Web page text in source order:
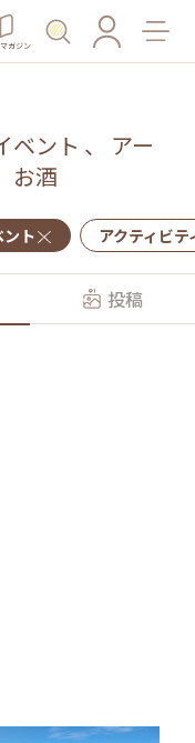
ガジン
ベント 、 アー
お酒
ント アクティビテ
投稿